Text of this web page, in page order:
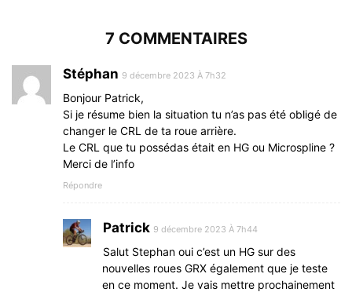
7 COMMENTAIRES
Stéphan 9 décembre 2023 À 7h32
Bonjour Patrick,
Si je résume bien la situation tu n’as pas été obligé de
changer le CRL de ta roue arrière.
Le CRL que tu possédas était en HG ou Microspline ?
Merci de l’info
Répondre
Patrick 9 décembre 2023 À 7h44
Salut Stephan oui c’est un HG sur des
nouvelles roues GRX également que je teste
en ce moment. Je vais mettre prochainement